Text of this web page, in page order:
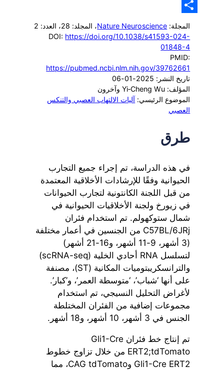
Link
Reddit
المجلة: Nature Neuroscience، المجلد: 28
، العدد: 2
DOI: https://doi.org/10.1038/s41593-024-
01848-4
PMID:
https://pubmed.ncbi.nlm.nih.gov/39762661
تاريخ النشر: 2025-01-06
المؤلف: Yi‐Cheng Wu وآخرون
الموضوع الرئيسي: آليات الالتهاب العصبي والتنكس
العصبي
طرق
في هذه الدراسة، تم إجراء جميع التجارب
الحيوانية وفقًا للإرشادات الأخلاقية المعتمدة
من قبل اللجنة الكانتونية لتجارب الحيوانات
في زيورخ ولجنة الأخلاقيات الحيوانية في
شمال ستوكهولم. تم استخدام فئران
C57BL/6JRj من الجنسين في أعمار مختلفة
(3 أشهر، 9-11 أشهر، و16-21 أشهر)
لتسلسل RNA أحادي الخلية (scRNA-seq)
والترانسكريبتوميات المكانية (ST)، مصنفة
على أنها ‘شباب’، ‘متوسطة العمر’، و’كبار’.
لأغراض التحليل النسيجي، تم استخدام
مجموعات إضافية من الفئران المختلطة
الجنس في 3 أشهر، 10 أشهر، و18 أشهر.
تم إنتاج خط فئران Gli1-Cre
ERT2;tdTomato من خلال تزاوج خطوط
Gli1-Cre ERT2 وCAG tdTomato، مما